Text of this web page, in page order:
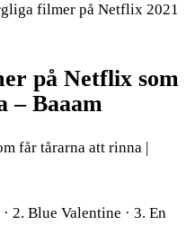
filmer på Netflix 2021
på Netflix som
– Baaam
får tårarna att rinna |
2. Blue Valentine · 3. En